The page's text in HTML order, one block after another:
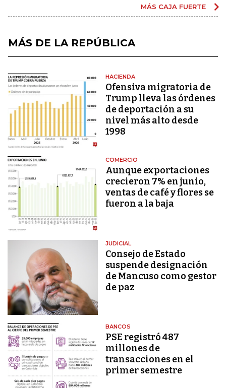
MÁS CAJA FUERTE
MÁS DE LA REPÚBLICA
HACIENDA
Ofensiva migratoria de
Trump lleva las órdenes
de deportación a su
nivel más alto desde
1998
COMERCIO
Aunque exportaciones
crecieron 7% en junio,
ventas de café y flores se
fueron a la baja
JUDICIAL
Consejo de Estado
suspende designación
de Mancuso como gestor
de paz
BANCOS
PSE registró 487
millones de
transacciones en el
primer semestre